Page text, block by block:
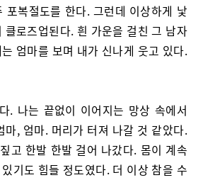
포복절도를 한다. 그런데 이상하게 낯
클로즈업된다. 흰 가운을 걸친 그 남자
엄마를 보며 내가 신나게 웃고 있다.
. 나는 끝없이 이어지는 망상 속에서
마, 엄마. 머리가 터져 나갈 것 같았다.
고 한발 한발 걸어 나갔다. 몸이 계속
기도 힘들 정도였다. 더 이상 참을 수